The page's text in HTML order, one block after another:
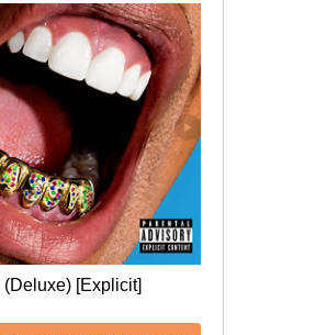
[Explicit]